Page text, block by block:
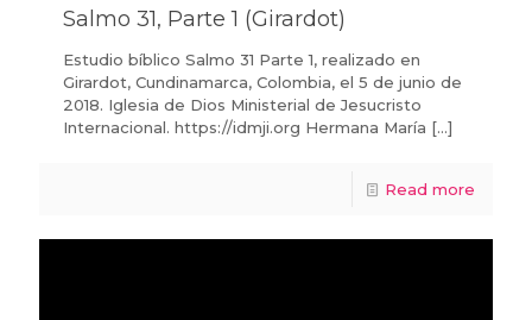
Salmo 31, Parte 1 (Girardot)
Estudio bíblico Salmo 31 Parte 1, realizado en
Girardot, Cundinamarca, Colombia, el 5 de junio de
2018. Iglesia de Dios Ministerial de Jesucristo
Internacional. https://idmji.org Hermana María […]
Read more